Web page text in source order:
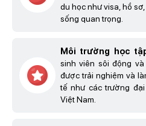
du học như visa, hồ
sống quan trọng.
Môi trường học
sinh viên sôi động
được trải nghiệm và
tế như các trường
Việt Nam.